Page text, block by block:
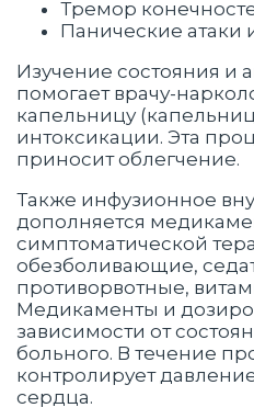
Тремор
Панические атаки
Изучение состояния и
помогает врачу-
капельницу
интоксикации. Эта
приносит облегчение.
Также инфузионное
дополняется
симптоматической
обезболивающие,
противорвотные,
Медикаменты и
зависимости от
больного. В течение
контролирует
сердца.